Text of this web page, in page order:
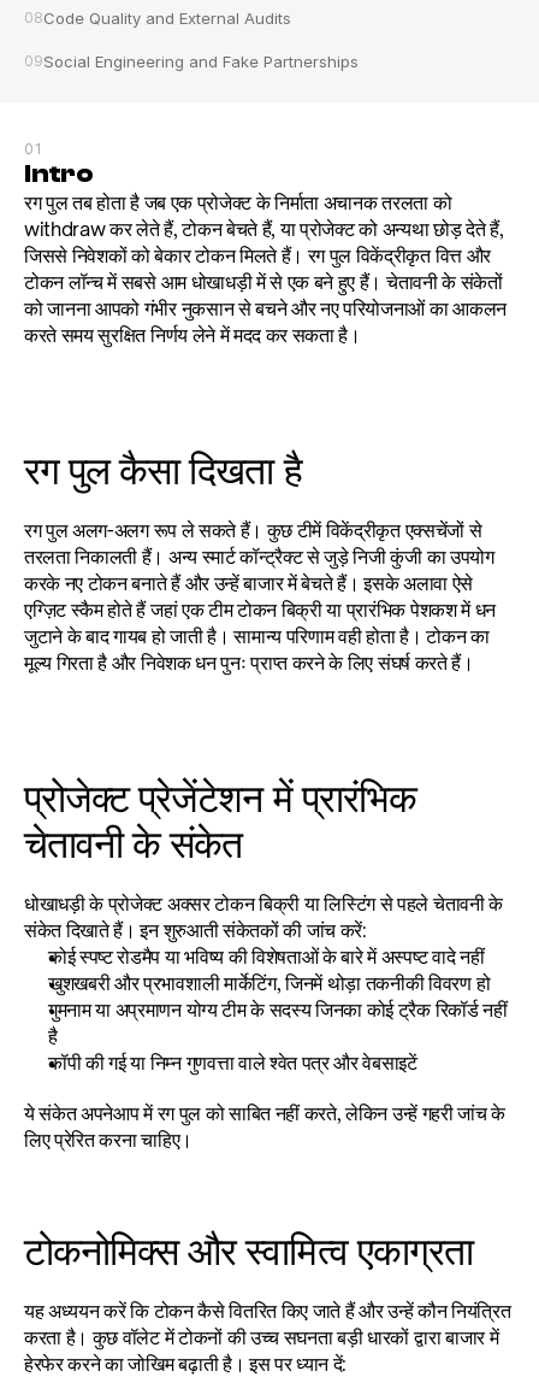
08Code Quality and External Audits
09Social Engineering and Fake Partnerships
01
Intro
रग पुल तब होता है जब एक प्रोजेक्ट के निर्माता अचानक तरलता को
withdraw कर लेते हैं, टोकन बेचते हैं, या प्रोजेक्ट को अन्यथा छोड़ देते हैं,
जिससे निवेशकों को बेकार टोकन मिलते हैं। रग पुल विकेंद्रीकृत वित्त और
टोकन लॉन्च में सबसे आम धोखाधड़ी में से एक बने हुए हैं। चेतावनी के संकेतों
को जानना आपको गंभीर नुकसान से बचने और नए परियोजनाओं का आकलन
करते समय सुरक्षित निर्णय लेने में मदद कर सकता है।
रग पुल कैसा दिखता है
रग पुल अलग-अलग रूप ले सकते हैं। कुछ टीमें विकेंद्रीकृत एक्सचेंजों से
तरलता निकालती हैं। अन्य स्मार्ट कॉन्ट्रैक्ट से जुड़े निजी कुंजी का उपयोग
करके नए टोकन बनाते हैं और उन्हें बाजार में बेचते हैं। इसके अलावा ऐसे
एग्ज़िट स्कैम होते हैं जहां एक टीम टोकन बिक्री या प्रारंभिक पेशकश में धन
जुटाने के बाद गायब हो जाती है। सामान्य परिणाम वही होता है। टोकन का
मूल्य गिरता है और निवेशक धन पुनः प्राप्त करने के लिए संघर्ष करते हैं।
प्रोजेक्ट प्रेजेंटेशन में प्रारंभिक
चेतावनी के संकेत
धोखाधड़ी के प्रोजेक्ट अक्सर टोकन बिक्री या लिस्टिंग से पहले चेतावनी के
संकेत दिखाते हैं। इन शुरुआती संकेतकों की जांच करें:
कोई स्पष्ट रोडमैप या भविष्य की विशेषताओं के बारे में अस्पष्ट वादे नहीं
खुशखबरी और प्रभावशाली मार्केटिंग, जिनमें थोड़ा तकनीकी विवरण हो
गुमनाम या अप्रमाणन योग्य टीम के सदस्य जिनका कोई ट्रैक रिकॉर्ड नहीं
है
कॉपी की गई या निम्न गुणवत्ता वाले श्वेत पत्र और वेबसाइटें
ये संकेत अपनेआप में रग पुल को साबित नहीं करते, लेकिन उन्हें गहरी जांच के
लिए प्रेरित करना चाहिए।
टोकनोमिक्स और स्वामित्व एकाग्रता
यह अध्ययन करें कि टोकन कैसे वितरित किए जाते हैं और उन्हें कौन नियंत्रित
करता है। कुछ वॉलेट में टोकनों की उच्च सघनता बड़ी धारकों द्वारा बाजार में
हेरफेर करने का जोखिम बढ़ाती है। इस पर ध्यान दें: